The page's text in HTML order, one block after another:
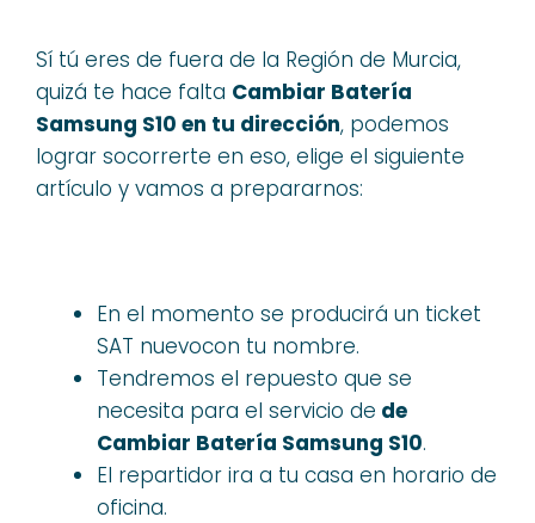
Sí tú eres de fuera de la Región de Murcia,
quizá te hace falta Cambiar Batería
Samsung S10 en tu dirección, podemos
lograr socorrerte en eso, elige el siguiente
artículo y vamos a prepararnos:
En el momento se producirá un ticket
SAT nuevocon tu nombre.
Tendremos el repuesto que se
necesita para el servicio de de
Cambiar Batería Samsung S10.
El repartidor ira a tu casa en horario de
oficina.